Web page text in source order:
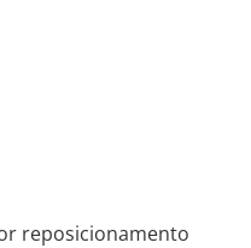
reposicionamento